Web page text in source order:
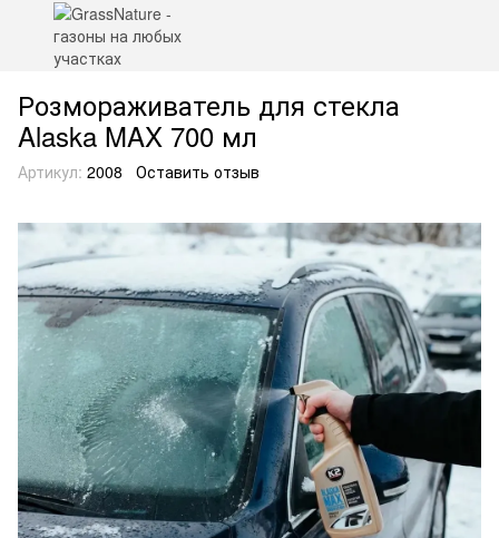
Розмораживатель для стекла
Alaska MAX 700 мл
Артикул: 2008 Оставить отзыв